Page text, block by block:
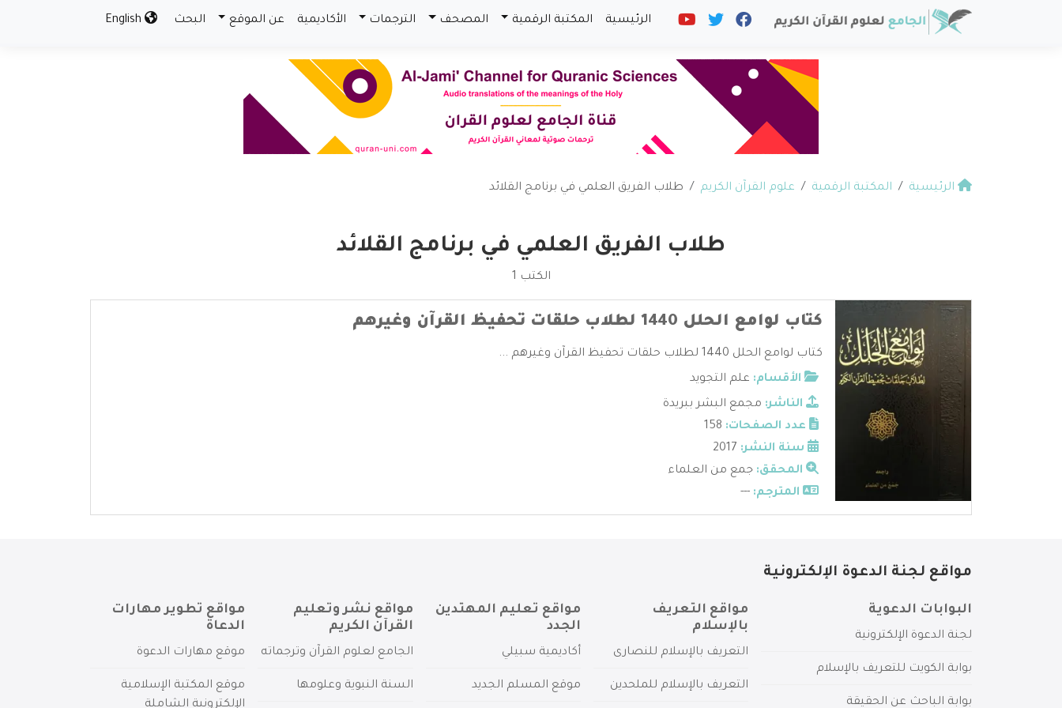
الرئيسية المكتبة الرقمية المصحف الترجمات الأكاديمية عن الموقع البحث
الرئيسية المكتبة الرقمية علوم القرآن الكريم طلاب الفريق العلمي في برنامج القلائد
طلاب الفريق العلمي في برنامج القلائد
الكتب 1
كتاب لوامع الحلل 1440 لطلاب حلقات تحفيظ القرآن وغيرهم
كتاب لوامع الحلل 1440 لطلاب حلقات تحفيظ القرآن وغيرهم ...
الأقسام: علم التجويد
الناشر: مجمع البشر ببريدة
عدد الصفحات:
سنة النشر:
المحقق: جمع من العلماء
المترجم: ---
مواقع لجنة الدعوة الإلكترونية
البوابات الدعوية
لجنة الدعوة الإلكترونية
بوابة الكويت للتعريف بالإسلام
بوابة الباحث عن الحقيقة
مواقع التعريف
بالإسلام
التعريف بالإسلام للنصارى
التعريف بالإسلام للملحدين
مواقع تعليم المهتدين
الجدد
أكاديمية سبيلي
موقع المسلم الجديد
مواقع نشر وتعليم
القرآن الكريم
الجامع لعلوم القرآن وترجماته
السنة النبوية وعلومها
مواقع تطوير مهارات
الدعاة
موقع مهارات الدعوة
موقع المكتبة الإسلامية
الإلكترونية الشاملة